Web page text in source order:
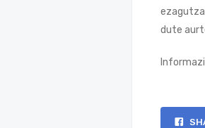
ezagutza
dute